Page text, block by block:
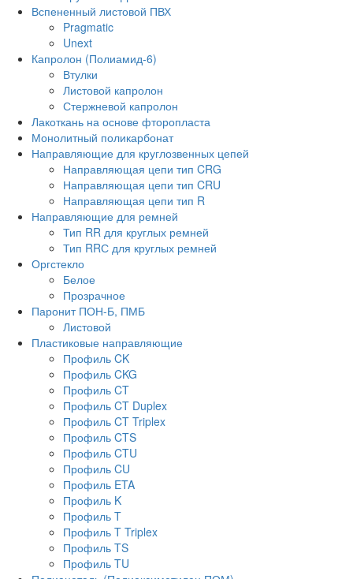
Вспененный листовой ПВХ
Pragmatic
Unext
Капролон (Полиамид-6)
Втулки
Листовой капролон
Стержневой капролон
Лакоткань на основе фторопласта
Монолитный поликарбонат
Направляющие для круглозвенных цепей
Направляющая цепи тип CRG
Направляющая цепи тип CRU
Направляющая цепи тип R
Направляющие для ремней
Тип RR для круглых ремней
Тип RRС для круглых ремней
Оргстекло
Белое
Прозрачное
Паронит ПОН-Б, ПМБ
Листовой
Пластиковые направляющие
Профиль CK
Профиль CKG
Профиль CT
Профиль CT Duplex
Профиль CT Triplex
Профиль CTS
Профиль CTU
Профиль CU
Профиль ETA
Профиль K
Профиль T
Профиль T Triplex
Профиль TS
Профиль TU